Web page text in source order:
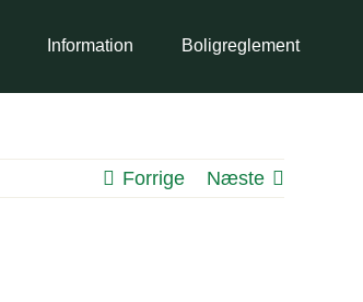
Information Boligreglement
Forrige Næste